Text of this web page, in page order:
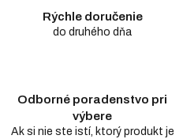
Rýchle doručenie
do druhého dňa
Odborné poradenstvo pri
výbere
Ak si nie ste istí, ktorý produkt je